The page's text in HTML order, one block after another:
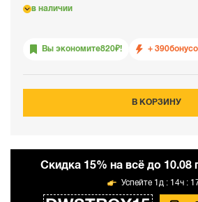
в наличии
Вы экономите820₽! + 390
В КОРЗИНУ
Cкидка 15% на всё до 10.08
1д : 14ч :